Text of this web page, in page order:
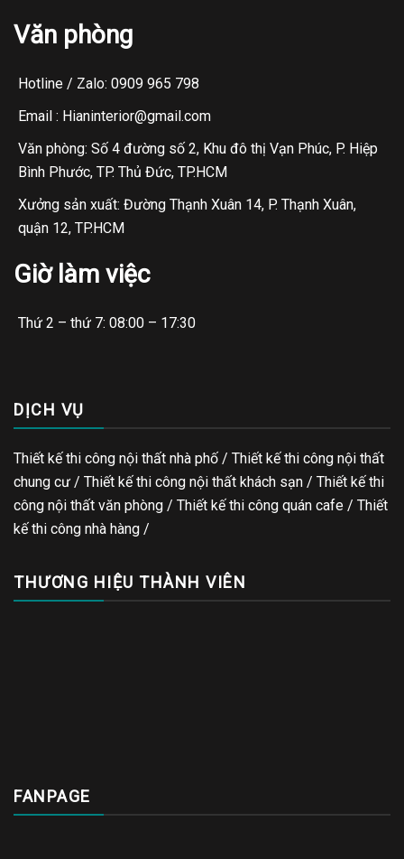
Văn phòng
Hotline / Zalo: 0909 965 798
Email : Hianinterior@gmail.com
Văn phòng: Số 4 đường số 2, Khu đô thị Vạn Phúc, P. Hiệp
Bình Phước, TP. Thủ Đức, TP.HCM
Xưởng sản xuất: Đường Thạnh Xuân 14, P. Thạnh Xuân,
quận 12, TP.HCM
Giờ làm việc
Thứ 2 – thứ 7: 08:00 – 17:30
DỊCH VỤ
Thiết kế thi công nội thất nhà phố / Thiết kế thi công nội thất
chung cư / Thiết kế thi công nội thất khách sạn / Thiết kế thi
công nội thất văn phòng / Thiết kế thi công quán cafe / Thiết
kế thi công nhà hàng /
THƯƠNG HIỆU THÀNH VIÊN
FANPAGE